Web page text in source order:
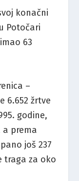
konačni
Potočari
63
–
6.652 žrtve
godine,
prema
još 237
traga za oko